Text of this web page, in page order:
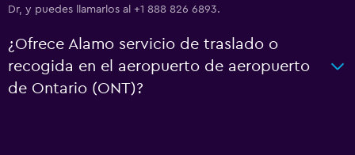
Dr, y puedes llamarlos al +1 888 826 6893.
¿Ofrece Alamo servicio de traslado o
recogida en el aeropuerto de aeropuerto
de Ontario (ONT)?